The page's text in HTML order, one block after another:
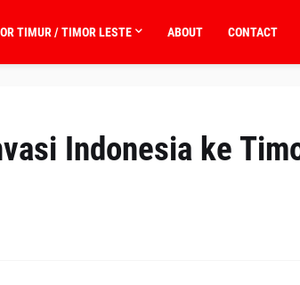
TIMUR / TIMOR LESTE ABOUT CONTACT
Indonesia ke